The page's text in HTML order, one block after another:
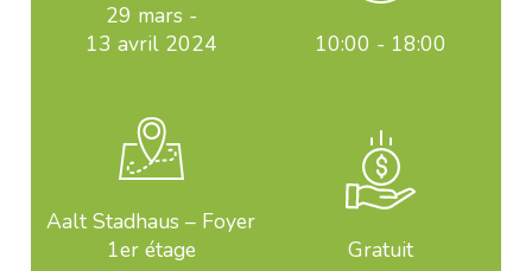
29 mars -
13 avril 2024
10:00 - 18:00
Aalt Stadhaus – Foyer
1er étage
Gratuit